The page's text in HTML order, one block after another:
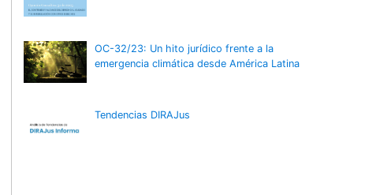
OC-32/23: Un hito jurídico frente a la
emergencia climática desde América Latina
Tendencias DIRAJus